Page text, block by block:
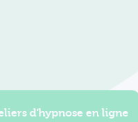
d'hypnose en ligne